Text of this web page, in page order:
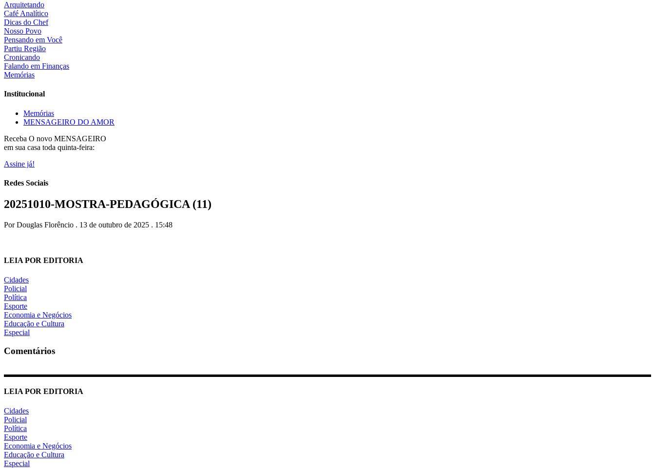
Arquitetando
Café Analítico
Dicas do Chef
Nosso Povo
Pensando em Você
Partiu Região
Cronicando
Falando em Finanças
Memórias
Institucional
Memórias
MENSAGEIRO DO AMOR
Receba O novo MENSAGEIRO
em sua casa toda quinta-feira:
Assine já!
Redes Sociais
20251010-MOSTRA-PEDAGÓGICA (11)
Por Douglas Florêncio . 13 de outubro de 2025 . 15:48
LEIA POR EDITORIA
Cidades
Policial
Política
Esporte
Economia e Negócios
Educação e Cultura
Especial
Comentários
LEIA POR EDITORIA
Cidades
Policial
Política
Esporte
Economia e Negócios
Educação e Cultura
Especial